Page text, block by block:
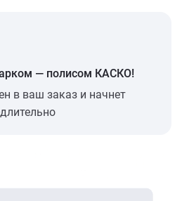
— полисом КАСКО!
в ваш заказ и начнет